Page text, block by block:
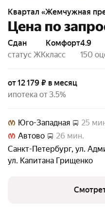
Квартал «Жемчужная
Цена по
Сдан
статус ЖК
комфорт
класс
4.9
150
от 12 179 ₽ в месяц
ипотека от 3.5%
Юго-Западная
25
Автово
26 мин.
Санкт-Петербург, ул.
ул. Капитана Грищенко